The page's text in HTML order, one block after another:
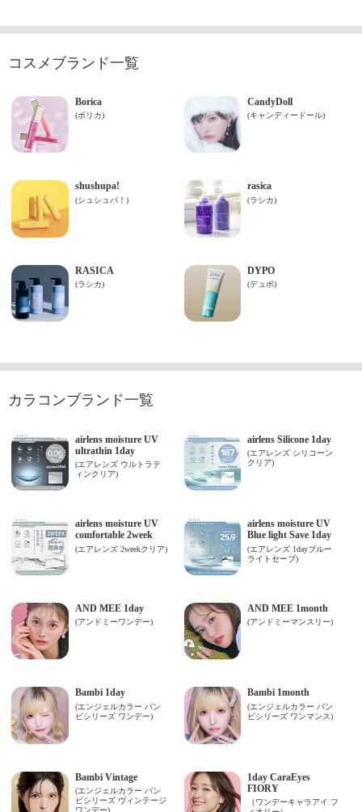
コスメブランド一覧
カラコンブランド一覧